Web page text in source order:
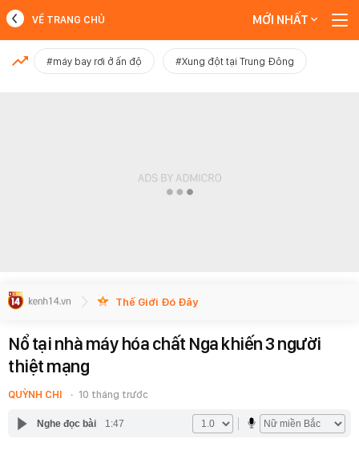
MỚI NHẤT
VỀ TRANG CHỦ MỚI NHẤT
#máy bay rơi ở ấn độ #Xung đột tại Trung Đông
Thế Giới Đó Đây
Nổ tại nhà máy hóa chất Nga khiến 3 người
thiệt mạng
QUỲNH CHI 10 tháng trước
Nghe đọc bài 1:47